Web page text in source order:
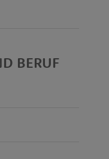
BERUF